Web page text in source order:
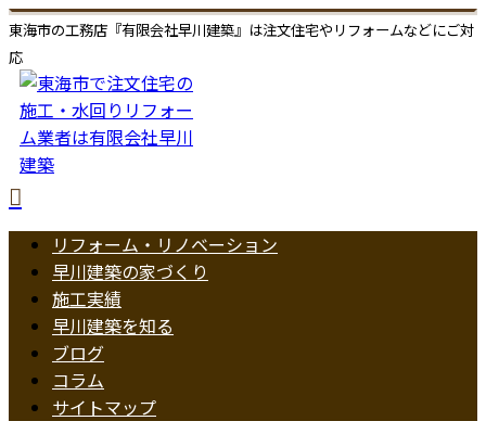
東海市の工務店『有限会社早川建築』は注文住宅やリフォームなどにご対
応
リフォーム・リノベーション
早川建築の家づくり
施工実績
早川建築を知る
ブログ
コラム
サイトマップ